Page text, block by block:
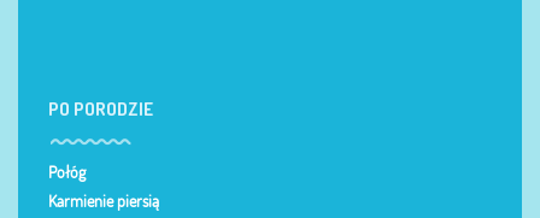
PO PORODZIE
Połóg
Karmienie piersią